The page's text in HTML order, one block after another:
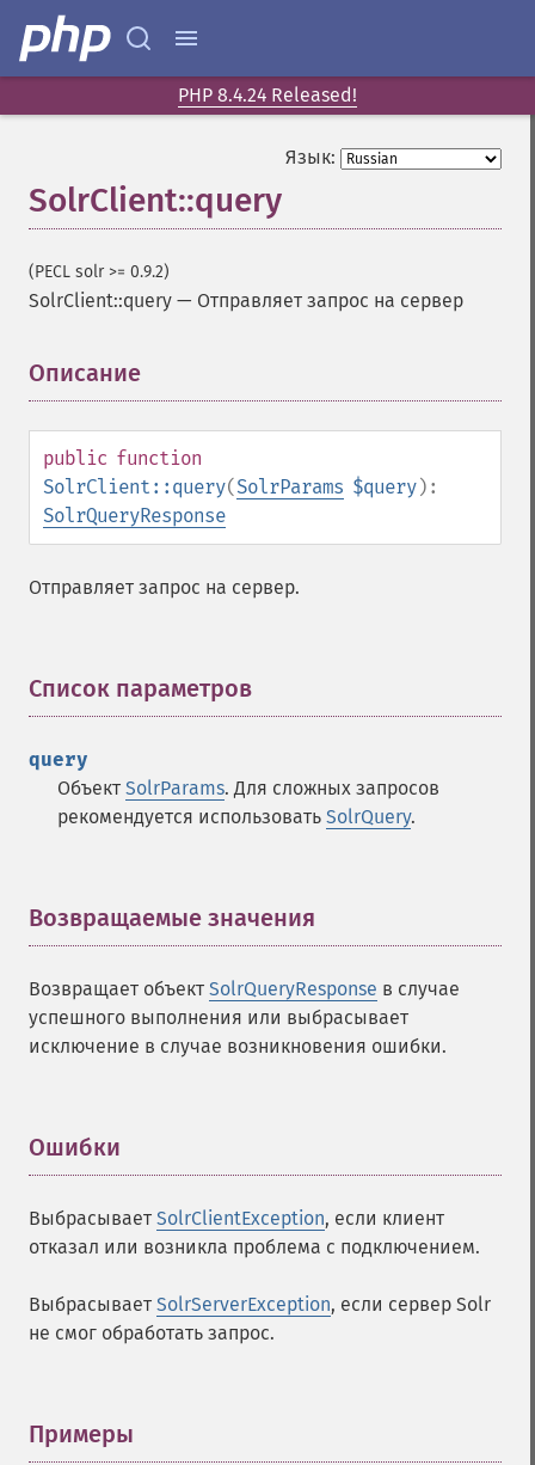
PHP 8.4.24 Released!
Язык:
SolrClient::query
(PECL solr >= 0.9.2)
SolrClient::query — Отправляет запрос на сервер
Описание
public function
SolrClient::query(SolrParams $query):
SolrQueryResponse
Отправляет запрос на сервер.
Список параметров
query
Объект SolrParams. Для сложных запросов
рекомендуется использовать SolrQuery.
Возвращаемые значения
Возвращает объект SolrQueryResponse в случае
успешного выполнения или выбрасывает
исключение в случае возникновения ошибки.
Ошибки
Выбрасывает SolrClientException, если клиент
отказал или возникла проблема с подключением.
Выбрасывает SolrServerException, если сервер Solr
не смог обработать запрос.
Примеры